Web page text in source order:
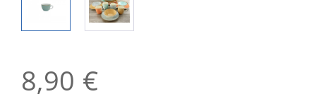
8,90 €